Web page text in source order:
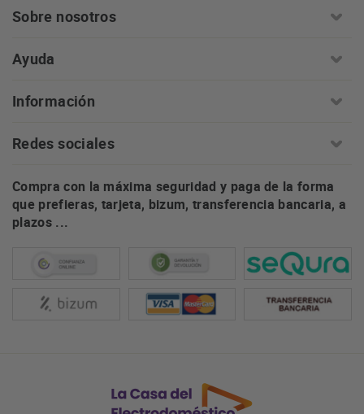
Sobre nosotros
Ayuda
Información
Redes sociales
Compra con la máxima seguridad y paga de la forma
que prefieras, tarjeta, bizum, transferencia bancaria, a
plazos ...